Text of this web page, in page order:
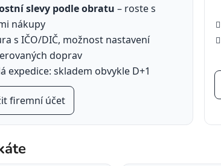
slevy podle obratu – roste s
nákupy
s IČO/DIČ, možnost nastavení
doprav
expedice: skladem obvykle D+1
firemní účet